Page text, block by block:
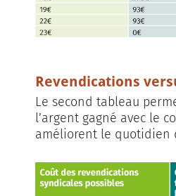
Revendications
Le second tableau
l’argent gagné avec le
améliorent le quotidien